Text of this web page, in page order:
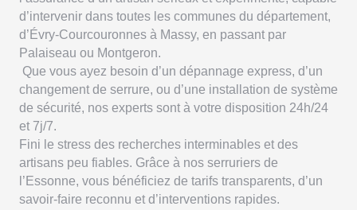
d’intervenir dans toutes les communes du département,
d’Évry-Courcouronnes à Massy, en passant par
Palaiseau ou Montgeron.
Que vous ayez besoin d’un dépannage express, d’un
changement de serrure, ou d’une installation de système
de sécurité, nos experts sont à votre disposition 24h/24
et 7j/7.
Fini le stress des recherches interminables et des
artisans peu fiables. Grâce à nos serruriers de
l’Essonne, vous bénéficiez de tarifs transparents, d’un
savoir-faire reconnu et d’interventions rapides.